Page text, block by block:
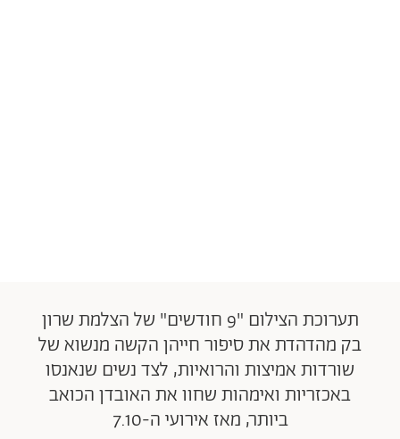
תערוכת הצילום "9 חודשים" של הצלמת שרון
בק מהדהדת את סיפור חייהן הקשה מנשוא של
שורדות אמיצות והרואיות, לצד נשים שנאנסו
באכזריות ואימהות שחוו את האובדן הכואב
ביותר, מאז אירועי ה-7.10